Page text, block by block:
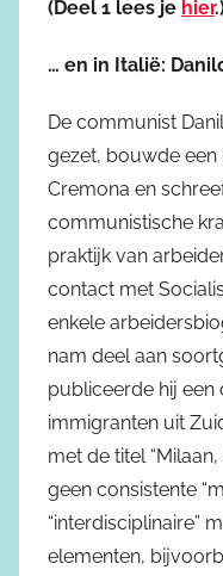
(Deel 1 lees je hier
… en in Italië:
De communist
gezet, bouwde een
Cremona en
communistische
praktijk van
contact met
enkele
nam deel aan
publiceerde hij een
immigranten uit
met de titel
geen consistente
“interdisciplinaire”
elementen,